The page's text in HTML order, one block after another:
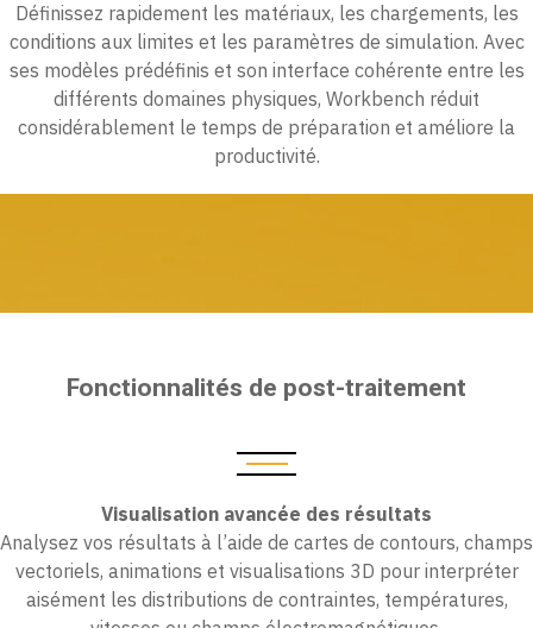
Définissez rapidement les matériaux, les chargements, les
conditions aux limites et les paramètres de simulation. Avec
ses modèles prédéfinis et son interface cohérente entre les
différents domaines physiques, Workbench réduit
considérablement le temps de préparation et améliore la
productivité.
Fonctionnalités de post-traitement
Visualisation avancée des résultats
Analysez vos résultats à l’aide de cartes de contours, champs
vectoriels, animations et visualisations 3D pour interpréter
aisément les distributions de contraintes, températures,